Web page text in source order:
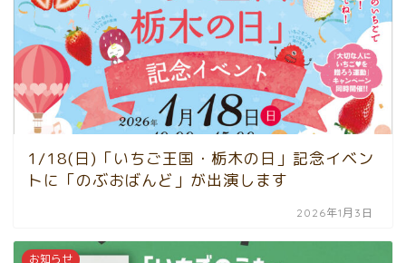
1/18(日)「いちご王国・栃木の日」記念イベン
トに「のぶおばんど」が出演します
2026年1月3日
お知らせ